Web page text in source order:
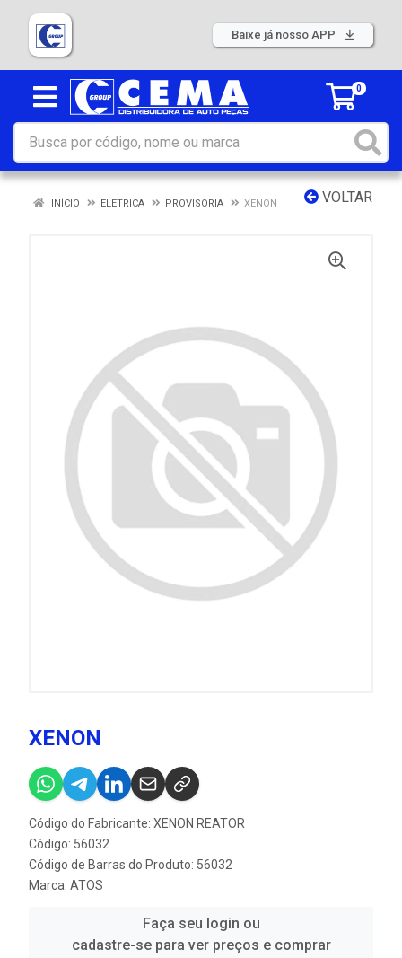
Baixe já nosso APP
0
VOLTAR
INÍCIO ELETRICA PROVISORIA XENON
XENON
Código do Fabricante: XENON REATOR
Código: 56032
Código de Barras do Produto: 56032
Marca: ATOS
Faça seu login ou
cadastre-se para ver preços e comprar